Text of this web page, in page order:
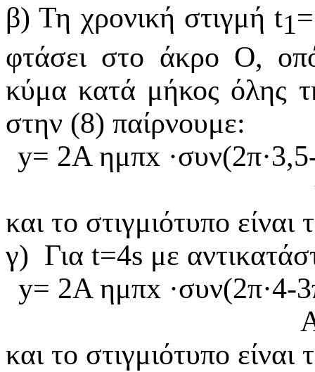
β) Τη χρονική στιγμή t1
φτάσει στο άκρο Ο,
κύμα κατά μήκος όλης
στην (8) παίρνουμε:
y= 2A ημπx ·συν(2π·
και το στιγμιότυπο
γ) Για t=4s με
y= 2A ημπx ·συν(2π·4-
και το στιγμιότυπο